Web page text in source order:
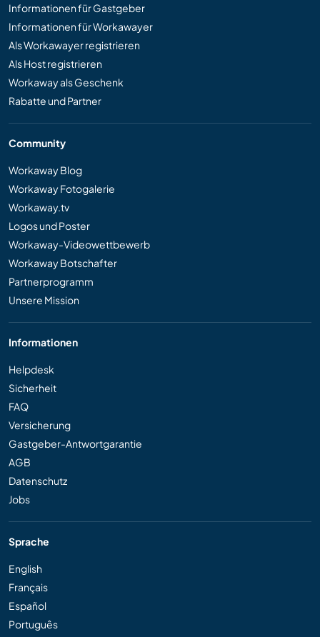
Informationen für Gastgeber
Informationen für Workawayer
Als Workawayer registrieren
Als Host registrieren
Workaway als Geschenk
Rabatte und Partner
Community
Workaway Blog
Workaway Fotogalerie
Workaway.tv
Logos und Poster
Workaway-Videowettbewerb
Workaway Botschafter
Partnerprogramm
Unsere Mission
Informationen
Helpdesk
Sicherheit
FAQ
Versicherung
Gastgeber-Antwortgarantie
AGB
Datenschutz
Jobs
Sprache
English
Français
Español
Português